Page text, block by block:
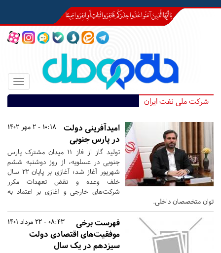
Toggle
شرکت ملی نفت ایران
10:18 - 2 مهر 1402
امیدآفرینی دولت
در پارس جنوبی
تولید گاز از فاز ۱۱ میدان مشترک پارس
جنوبی در عسلویه، از روز دوشنبه ششم
شهریور آغاز شد؛ آغازی بر پایان ۲۲ سال
خلف وعده و نقض تعهدات مکرر
شرکت‌های خارجی و آغازی بر اعتماد به
توان متخصصان داخلی.
08:43 - 22 مرداد 1401
فهرست برخی
موفقیت‌های اقتصادی دولت
سیزدهم در یک سال